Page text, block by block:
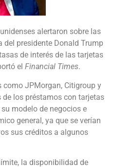
alertaron sobre las
presidente Donald Trump
de interés de las tarjetas
el Financial Times.
JPMorgan, Citigroup y
los préstamos con tarjetas
modelo de negocios e
general, ya que se verían
sus créditos a algunos
la disponibilidad de